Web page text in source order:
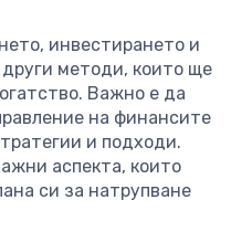
инвестирането и
методи, които ще
Важно е да
на финансите
и подходи.
аспекта, които
си за натрупване